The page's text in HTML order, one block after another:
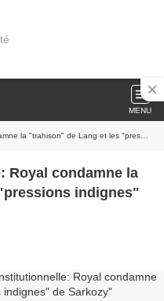
MENU
de Lang et les "pressions indignes" de Sarkozy
Royal condamne la
indignes"